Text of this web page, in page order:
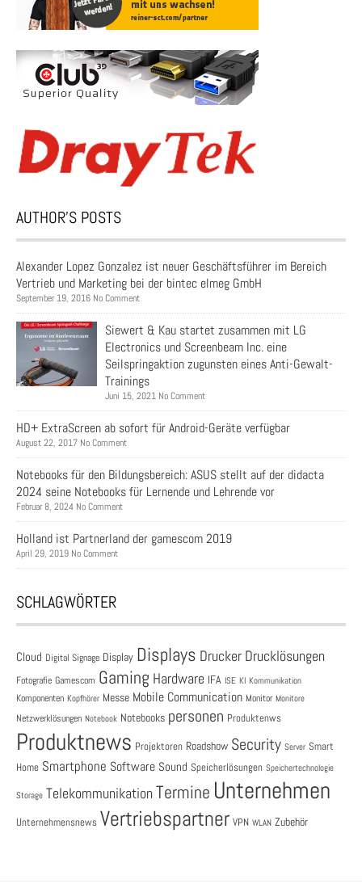
AUTHOR’S POSTS
Alexander Lopez Gonzalez ist neuer Geschäftsführer im Bereich
Vertrieb und Marketing bei der bintec elmeg GmbH
September 19, 2016 No Comment
Siewert & Kau startet zusammen mit LG
Electronics und Screenbeam Inc. eine
Seilspringaktion zugunsten eines Anti-Gewalt-
Trainings
Juni 15, 2021 No Comment
HD+ ExtraScreen ab sofort für Android-Geräte verfügbar
August 22, 2017 No Comment
Notebooks für den Bildungsbereich: ASUS stellt auf der didacta
2024 seine Notebooks für Lernende und Lehrende vor
Februar 8, 2024 No Comment
Holland ist Partnerland der gamescom 2019
April 29, 2019 No Comment
SCHLAGWÖRTER
Cloud Digital Signage Display Displays Drucker Drucklösungen
Fotografie Gamescom Gaming Hardware IFA ISE KI Kommunikation
Komponenten Kopfhörer Messe Mobile Communication Monitor Monitore
Netzwerklösungen Notebook Notebooks personen Produktenws
Produktnews Projektoren Roadshow Security Server Smart
Home Smartphone Software Sound Speicherlösungen Speichertechnologie
Storage Telekommunikation Termine Unternehmen
Unternehmensnews Vertriebspartner VPN WLAN Zubehör